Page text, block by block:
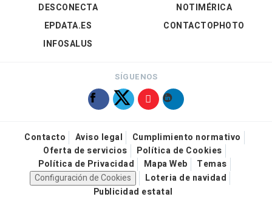
DESCONECTA
EPDATA.ES
INFOSALUS
NOTIMÉRICA
CONTACTOPHOTO
SÍGUENOS
Contacto Aviso legal
Cumplimiento normativo
Oferta de servicios
Política de Cookies
Política de Privacidad
Mapa Web
Temas
Configuración de Cookies
Loteria de navidad
Publicidad estatal